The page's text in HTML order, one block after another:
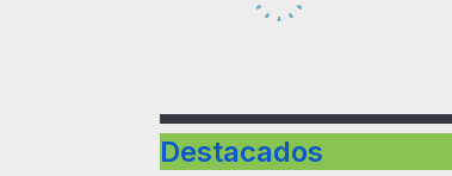
Destacados